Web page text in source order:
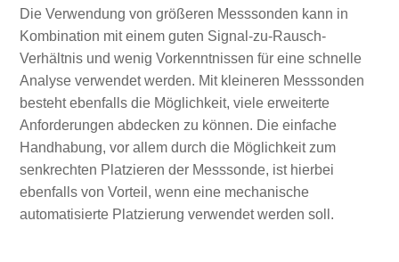
Die Verwendung von größeren Messsonden kann in
Kombination mit einem guten Signal-zu-Rausch-
Verhältnis und wenig Vorkenntnissen für eine schnelle
Analyse verwendet werden. Mit kleineren Messsonden
besteht ebenfalls die Möglichkeit, viele erweiterte
Anforderungen abdecken zu können. Die einfache
Handhabung, vor allem durch die Möglichkeit zum
senkrechten Platzieren der Messsonde, ist hierbei
ebenfalls von Vorteil, wenn eine mechanische
automatisierte Platzierung verwendet werden soll.